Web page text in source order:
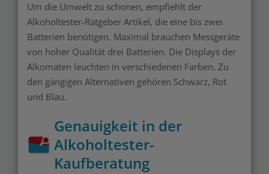
Um die Umwelt zu schonen, empfiehlt der
Alkoholtester-Ratgeber Artikel, die eine bis zwei
Batterien benötigen. Maximal brauchen Messgeräte
von hoher Qualität drei Batterien. Die Displays der
Alkomaten leuchten in verschiedenen Farben. Zu
den gängigen Alternativen gehören Schwarz, Rot
und Blau.
Genauigkeit in der
Alkoholtester-
Kaufberatung